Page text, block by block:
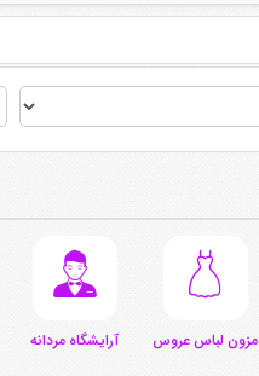
مزون لباس عروس آرایشگاه مردانه